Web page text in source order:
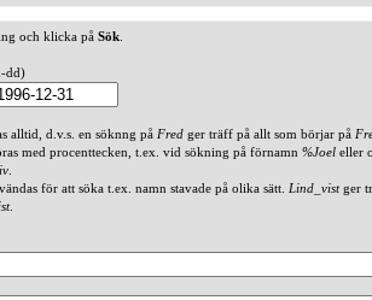
och klicka på Sök
dd)
alltid, d.v.s. en söknng på Fred ger träff på allt som börjar på
med procenttecken, t.ex. vid sökning på förnamn %Joel eller
för att söka t.ex. namn stavade på olika sätt. Lind_vistger
.